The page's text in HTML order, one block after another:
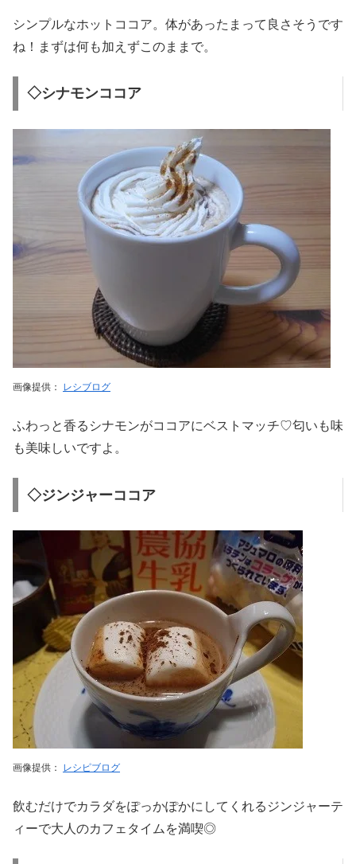
シンプルなホットココア。体があったまって良さそうです
ね！まずは何も加えずこのままで。
◇シナモンココア
画像提供： レシブログ
ふわっと香るシナモンがココアにベストマッチ♡匂いも味
も美味しいですよ。
◇ジンジャーココア
画像提供： レシピブログ
飲むだけでカラダをぽっかぽかにしてくれるジンジャーテ
ィーで大人のカフェタイムを満喫◎